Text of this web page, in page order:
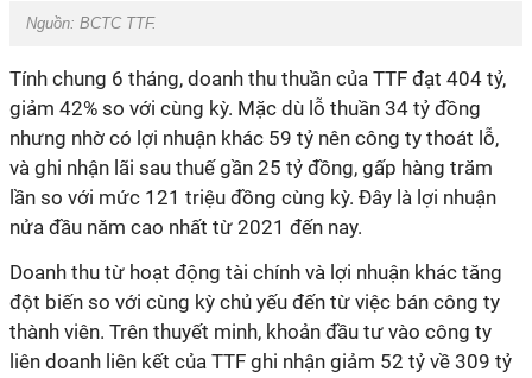
Nguồn: BCTC TTF.
Tính chung 6 tháng, doanh thu thuần của TTF đạt 404 tỷ,
giảm 42% so với cùng kỳ. Mặc dù lỗ thuần 34 tỷ đồng
nhưng nhờ có lợi nhuận khác 59 tỷ nên công ty thoát lỗ,
và ghi nhận lãi sau thuế gần 25 tỷ đồng, gấp hàng trăm
lần so với mức 121 triệu đồng cùng kỳ. Đây là lợi nhuận
nửa đầu năm cao nhất từ 2021 đến nay.
Doanh thu từ hoạt động tài chính và lợi nhuận khác tăng
đột biến so với cùng kỳ chủ yếu đến từ việc bán công ty
thành viên. Trên thuyết minh, khoản đầu tư vào công ty
liên doanh liên kết của TTF ghi nhận giảm 52 tỷ về 309 tỷ